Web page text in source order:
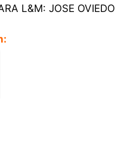
L&M: JOSE OVIEDO